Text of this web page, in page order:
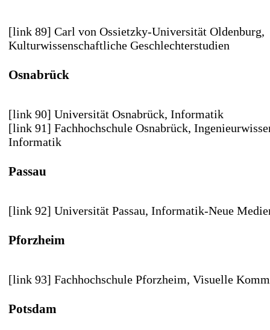
[link 89] Carl von Ossietzky-Universität Oldenburg,
Kulturwissenschaftliche Geschlechterstudien
Osnabrück
[link 90] Universität Osnabrück, Informatik
[link 91] Fachhochschule Osnabrück,
Informatik
Passau
[link 92] Universität Passau, Informatik-Neue
Pforzheim
[link 93] Fachhochschule Pforzheim, Visuelle
Potsdam